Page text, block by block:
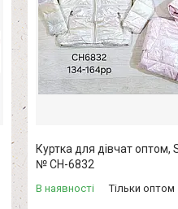
Куртка для дівчат оптом,
№ СН-6832
В наявності Тільки оптом